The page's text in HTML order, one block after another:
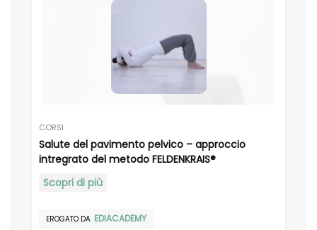
CORSI
Salute del pavimento pelvico – approccio
intregrato del metodo FELDENKRAIS®
Scopri di più
EROGATO DA EDIACADEMY